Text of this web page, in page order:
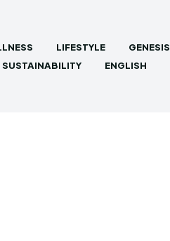
LIFESTYLE GENESIS
SUSTAINABILITY ENGLISH